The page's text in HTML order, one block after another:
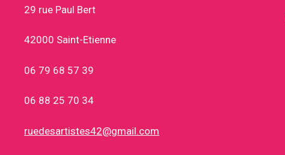
29 rue Paul Bert
42000 Saint-Etienne
06 79 68 57 39
06 88 25 70 34
ruedesartistes42@gmail.com